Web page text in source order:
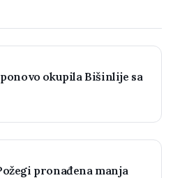
okupila Bišinlije sa
pronađena manja